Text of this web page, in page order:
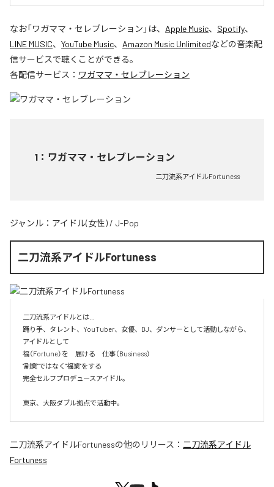
なお「ワガママ・セレブレーション 」は、 Apple Music、 Spotify、
LINE MUSIC、 YouTube Music、 Amazon Music Unlimitedなどの音楽配
信サービスで聴くことができる。
各配信サービス： ワガママ・セレブレーション
1 ： ワガママ・セレブレーション
二刀流系アイドルFortuness
ジャンル： アイドル(女性) / J-Pop
二刀流系アイドルFortuness
二刀流系アイドルとは…
踊り手、タレント、YouTuber、女優、DJ、ダンサーとして活動しながら、
アイドルとして
福（Fortune）を　届ける　仕事（Business）
"副業"ではなく"福業"をする
完全セルフプロデュースアイドル。
東京、大阪ダブル拠点で活動中。
二刀流系アイドルFortunessの他のリリース： 二刀流系アイドル
Fortuness